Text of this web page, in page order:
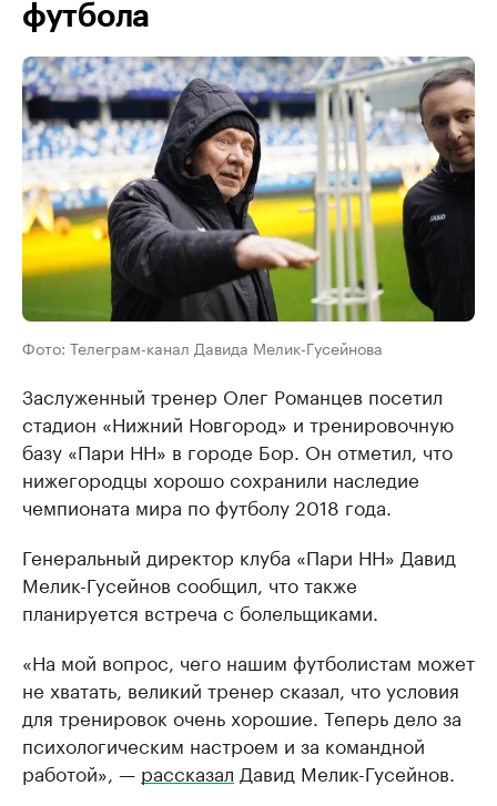
футбола
Фото: Телеграм-канал Давида Мелик-Гусейнова
Заслуженный тренер Олег Романцев посетил
стадион «Нижний Новгород» и тренировочную
базу «Пари НН» в городе Бор. Он отметил, что
нижегородцы хорошо сохранили наследие
чемпионата мира по футболу 2018 года.
Генеральный директор клуба «Пари НН» Давид
Мелик-Гусейнов сообщил, что также
планируется встреча с болельщиками.
«На мой вопрос, чего нашим футболистам может
не хватать, великий тренер сказал, что условия
для тренировок очень хорошие. Теперь дело за
психологическим настроем и за командной
работой», — рассказал Давид Мелик-Гусейнов.